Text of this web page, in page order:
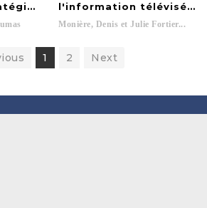
des médias publicitaires
l'information télévisée
Monière, Denis et Julie Fortier...
1 2 Next